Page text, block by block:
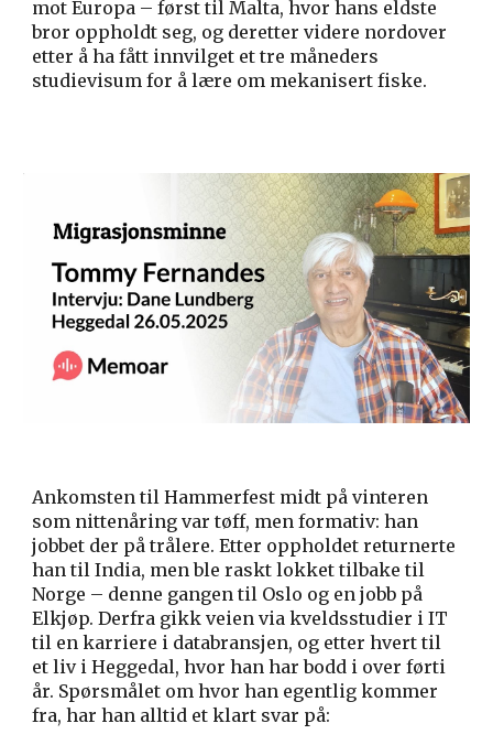
mot Europa – først til Malta, hvor hans eldste
bror oppholdt seg, og deretter videre nordover
etter å ha fått innvilget et tre måneders
studievisum for å lære om mekanisert fiske.
Ankomsten til Hammerfest midt på vinteren
som nittenåring var tøff, men formativ: han
jobbet der på trålere. Etter oppholdet returnerte
han til India, men ble raskt lokket tilbake til
Norge – denne gangen til Oslo og en jobb på
Elkjøp. Derfra gikk veien via kveldsstudier i IT
til en karriere i databransjen, og etter hvert til
et liv i Heggedal, hvor han har bodd i over førti
år. Spørsmålet om hvor han egentlig kommer
fra, har han alltid et klart svar på: